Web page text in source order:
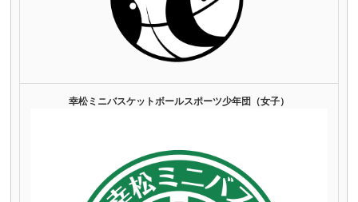
幸松ミニバスケットボールスポーツ少年団（女子）